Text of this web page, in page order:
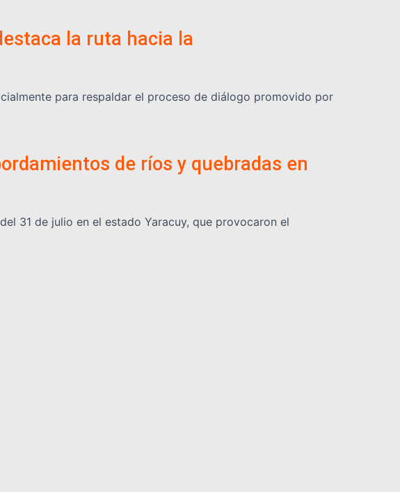
la ruta hacia la
para respaldar el proceso de diálogo promovido por
de ríos y quebradas en
31 de julio en el estado Yaracuy, que provocaron el